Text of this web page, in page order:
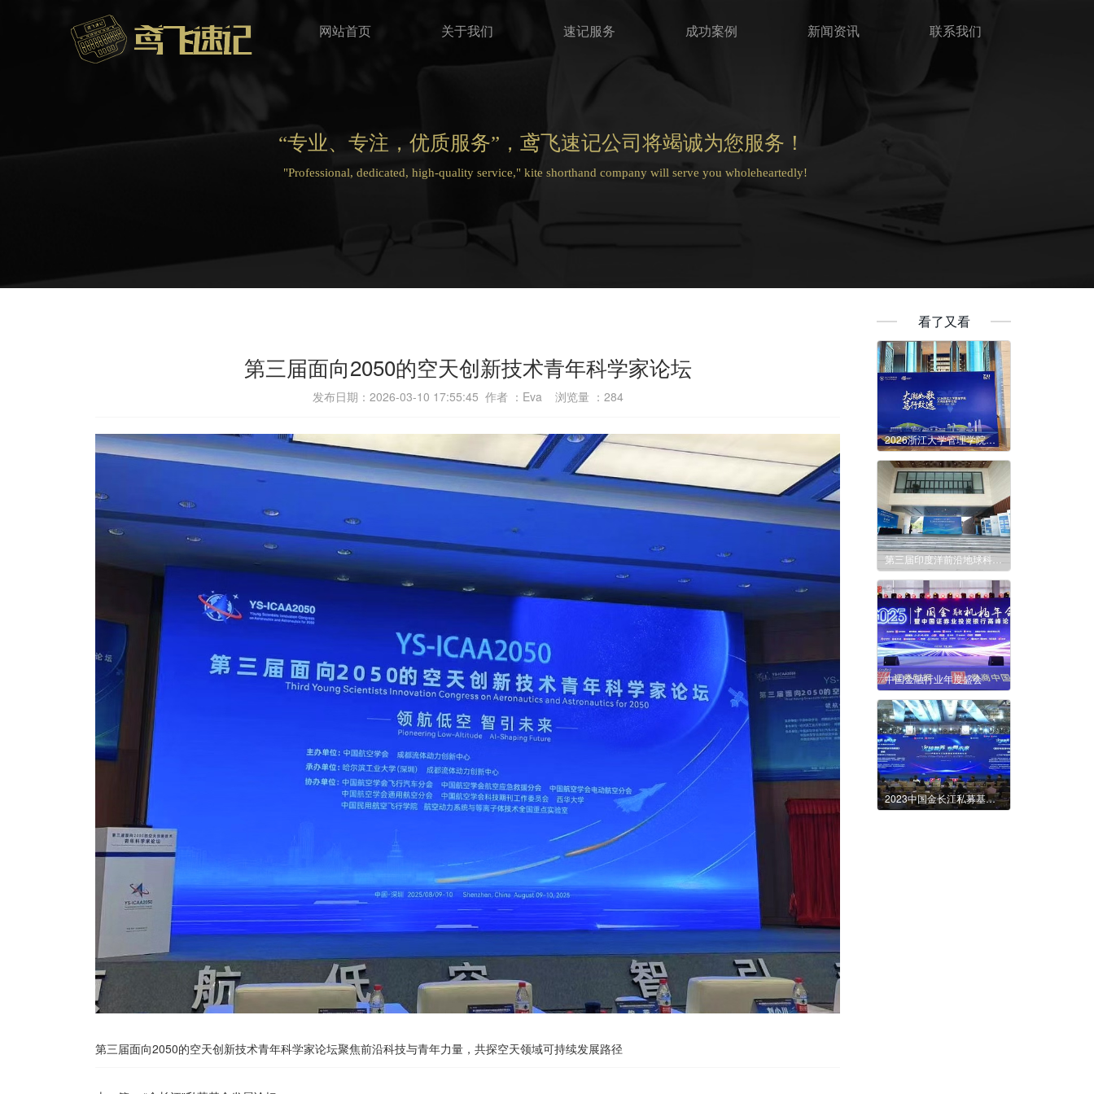
网站首页 关于我们 速记服务 成功案例 新闻资讯 联系我们
"Professional, dedicated, high-quality service," kite shorthand company will serve you wholeheartedly!
“专业、专注，优质服务”，鸢飞速记公司将竭诚为您服务！
第三届面向2050的空天创新技术青年科学家论坛
发布日期：2026-03-10 17:55:45 作者 ：Eva 浏览量 ： 284
第三届面向2050的空天创新技术青年科学家论坛聚焦前沿科技与青年力量，共探空天领域可持续发展路径
看了又看
2026浙江大学管理学院大湾区新年论坛
中国金融行业年度盛会
2023中国金长江私募基金发展高峰论坛